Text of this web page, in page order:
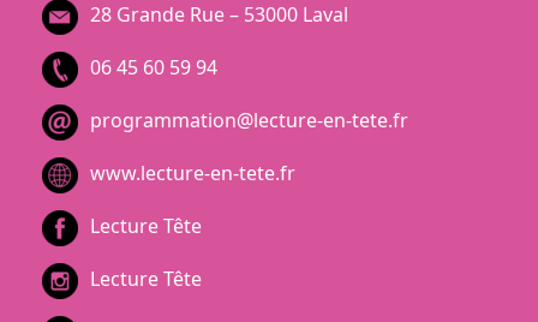
28 Grande Rue – 53000 Laval
06 45 60 59 94
programmation@lecture-en-tete.fr
www.lecture-en-tete.fr
Lecture Tête
Lecture Tête